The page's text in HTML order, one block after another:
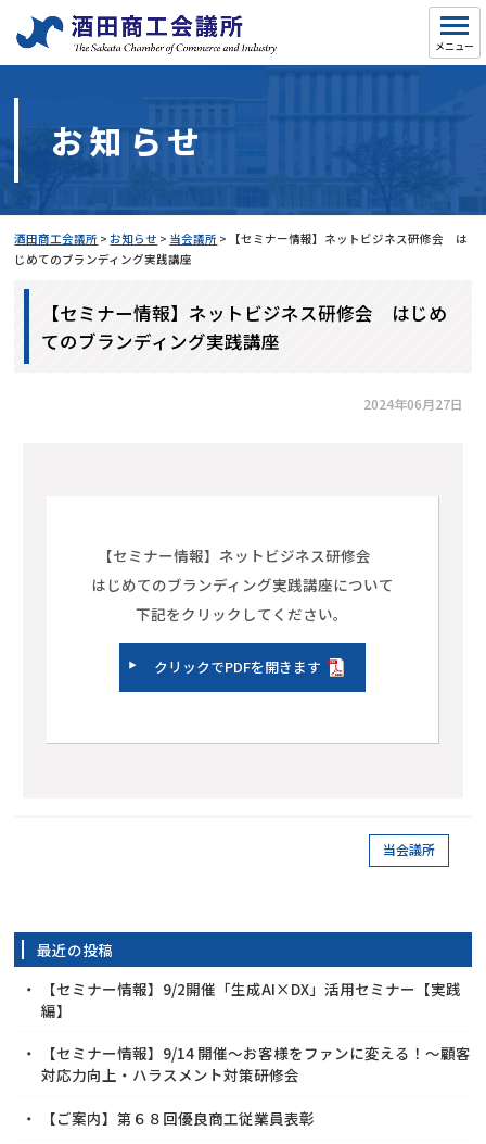
お知らせ
酒田商工会議所 > お知らせ > 当会議所 >
【セミナー情報】ネットビジネス研修会 は
じめてのブランディング実践講座
【セミナー情報】ネットビジネス研修会 はじめ
てのブランディング実践講座
2024年06月27日
【セミナー情報】ネットビジネス研修会
はじめてのブランディング実践講座について
下記をクリックしてください。
クリックでPDFを開きます
当会議所
最近の投稿
【セミナー情報】9/2開催「生成AI×DX」活用セミナー【実践
編】
【セミナー情報】9/14 開催～お客様をファンに変える！～顧客
対応力向上・ハラスメント対策研修会
【ご案内】第６８回優良商工従業員表彰